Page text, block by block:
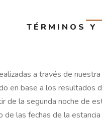
TÉRMINOS Y
a través de
en base a los resultados
de la segunda noche de
las fechas de la